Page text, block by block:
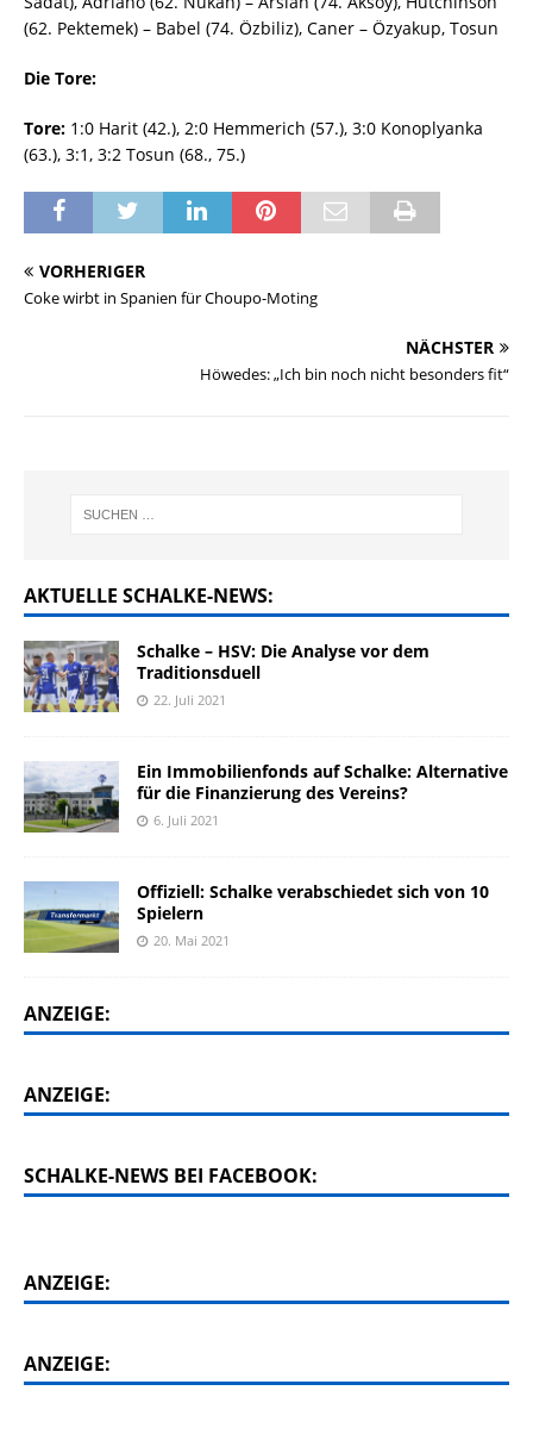
(62. Pektemek) – Babel (74. Özbiliz), Caner – Özyakup, Tosun
Die Tore:
Tore: 1:0 Harit (42.), 2:0 Hemmerich (57.), 3:0 Konoplyanka
(63.), 3:1, 3:2 Tosun (68., 75.)
VORHERIGER
Coke wirbt in Spanien für Choupo-Moting
NÄCHSTER
Höwedes: „Ich bin noch nicht besonders fit“
AKTUELLE SCHALKE-NEWS:
Schalke – HSV: Die Analyse vor dem
Traditionsduell
22. Juli 2021
Ein Immobilienfonds auf Schalke: Alternative
für die Finanzierung des Vereins?
6. Juli 2021
Offiziell: Schalke verabschiedet sich von 10
Spielern
20. Mai 2021
ANZEIGE:
ANZEIGE:
SCHALKE-NEWS BEI FACEBOOK:
ANZEIGE:
ANZEIGE: